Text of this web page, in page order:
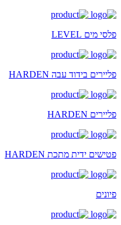
פלסי מים LEVEL
פליירים בידוד עבה HARDEN
פליירים HARDEN
פטישים ידית מתכת HARDEN
פיונים